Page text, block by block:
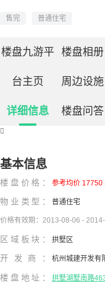
售完 普通住宅
楼盘九游平
台主页
楼盘相册
周边设施
详细信息 楼盘问答

基本信息
楼盘价格： 参考均价 17750
物业类型： 普通住宅
价格有效期：2013-08-06 -
区域板块： 拱墅区
开发商： 杭州城建开发有
楼盘地址： 拱墅湖墅南路